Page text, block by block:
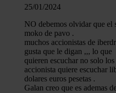
25/01/2024
NO debemos olvidar que el
moko de pavo .
muchos accionistas de
gusta que le digan ,,, lo que
quieren escuchar no solo
accionista quiere escuchar
dolares euros pesetas .
Galan creo que es ademas